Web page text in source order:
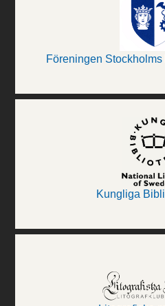
Föreningen
Kungliga